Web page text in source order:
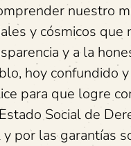
nuestro
y cósmicos que
y a la
hoy confundido
para que logre
Social de
por las garantías